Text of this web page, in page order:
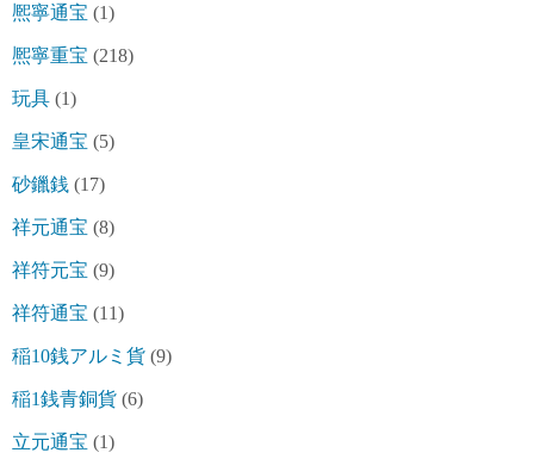
熈寧通宝 (1)
熈寧重宝 (218)
玩具 (1)
皇宋通宝 (5)
砂鑞銭 (17)
祥元通宝 (8)
祥符元宝 (9)
祥符通宝 (11)
稲10銭アルミ貨 (9)
稲1銭青銅貨 (6)
立元通宝 (1)